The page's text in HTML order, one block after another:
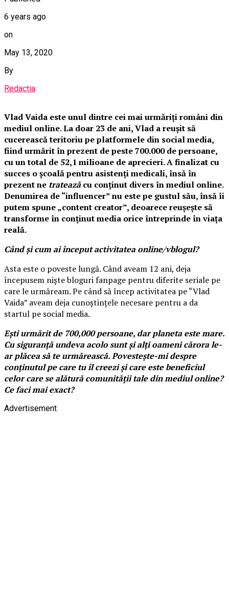
6 years ago
on
May 13, 2020
By
Redacția
Vlad Vaida este unul dintre cei mai urmăriți români din
mediul online. La doar 23 de ani, Vlad a reușit să
cucerească teritoriu pe platformele din social media,
fiind urmărit în prezent de peste 700.000 de persoane,
cu un total de 52,1 milioane de aprecieri. A finalizat cu
succes o școală pentru asistenți medicali, însă în
prezent ne trateazăcu conținut divers în mediul online.
Denumirea de “influencer” nu este pe gustul său, însă îi
putem spune „content creator”, deoarece reușește să
transforme în conținut media orice întreprinde în viața
reală.
Cândși cum ai început activitatea online/vblogul?
Asta este o poveste lungă. Când aveam 12 ani, deja
începusem niște bloguri fanpage pentru diferite seriale pe
care le urmăream. Pe când să încep activitatea pe “Vlad
Vaida” aveam deja cunoștințele necesare pentru a da
startul pe social media.
Ești urmărit de 700,000 persoane, dar planeta este mare.
Cu siguranță undeva acolo sunt și alți oameni cărora le-
ar plăcea să te urmărească. Povestește-mi despre
conținutul pe care tu îl creezi și care este beneficiul
celor care se alătură comunității tale din mediul online?
Ce faci mai exact?
Advertisement